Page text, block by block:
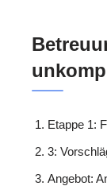
Etappe 1:
3:
Angebot: